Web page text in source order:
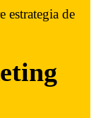
estrategia de